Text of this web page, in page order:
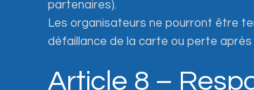
partenaires).
Les organisateurs ne pourront être
défaillance de la carte ou perte après
Article 8 –